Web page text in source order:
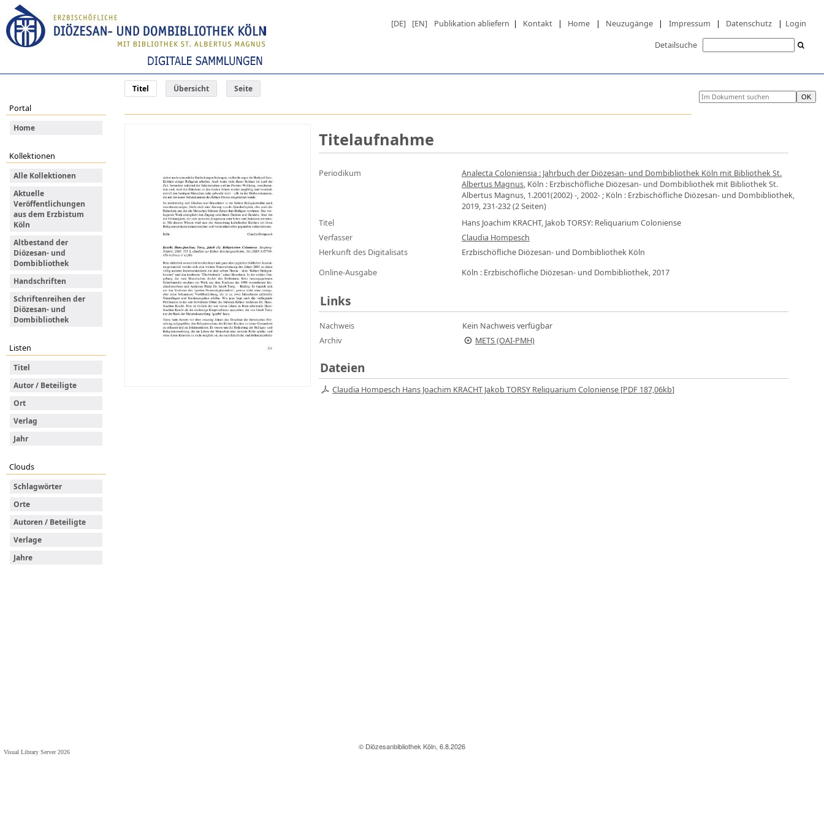
© Diözesanbibliothek Köln, 6.8.2026
Visual Library Server 2026
[DE] [EN] Publikation abliefern | Kontakt | Home | Neuzugänge | Impressum | Datenschutz | Login
Detailsuche
Titel Übersicht Seite
Portal
Home
Kollektionen
Alle Kollektionen
Aktuelle
Veröffentlichungen
aus dem Erzbistum
Köln
Altbestand der
Diözesan- und
Dombibliothek
Handschriften
Schriftenreihen der
Diözesan- und
Dombibliothek
Listen
Titel
Autor / Beteiligte
Ort
Verlag
Jahr
Clouds
Schlagwörter
Orte
Autoren / Beteiligte
Verlage
Jahre
Titelaufnahme
Periodikum
Analecta Coloniensia : Jahrbuch der Diözesan- und Dombibliothek Köln mit Bibliothek St.
Albertus Magnus, Köln : Erzbischöfliche Diözesan- und Dombibliothek mit Bibliothek St.
Albertus Magnus, 1.2001(2002) -, 2002- ; Köln : Erzbischöfliche Diözesan- und Dombibliothek,
2019, 231-232 (2 Seiten)
Titel
Hans Joachim KRACHT, Jakob TORSY: Reliquarium Coloniense
Verfasser
Claudia Hompesch
Herkunft des Digitalisats
Erzbischöfliche Diözesan- und Dombibliothek Köln
Online-Ausgabe
Köln : Erzbischöfliche Diözesan- und Dombibliothek, 2017
Links
Nachweis
Kein Nachweis verfügbar
Archiv
METS (OAI-PMH)
Dateien
Claudia Hompesch Hans Joachim KRACHT Jakob TORSY Reliquarium Coloniense [PDF 187,06kb]